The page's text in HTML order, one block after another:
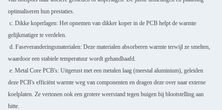
optimaliseren hun prestaties.
c. Dikke koperlagen: Het opnemen van dikker koper in de PCB helpt de warmte
gelijkmatiger te verdelen.
d. Faseveranderingsmaterialen: Deze materialen absorberen warmte terwijl ze smelten,
waardoor een stabiele temperatuur wordt gehandhaafd.
e. Metal Core PCB's: Uitgerust met een metalen laag (meestal aluminium), geleiden
deze PCB's efficiënt warmte weg van componenten en dragen deze over naar externe
koelplaten. Ze vertonen ook een grotere weerstand tegen buigen bij blootstelling aan
hitte.